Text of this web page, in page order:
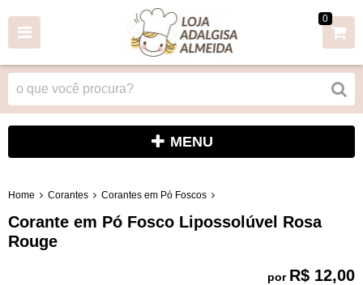
0
MENU
Home Corantes Corantes em Pó Foscos
Corante em Pó Fosco Lipossolúvel Rosa
Rouge
por R$ 12,00